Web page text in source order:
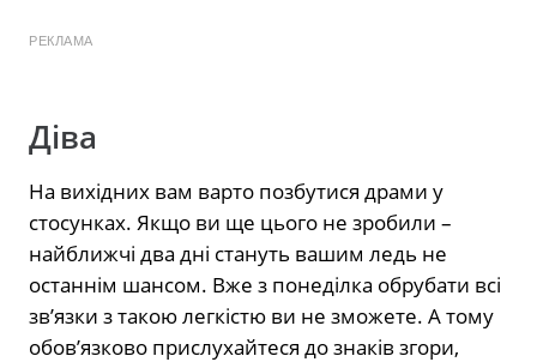
РЕКЛАМА
Діва
На вихідних вам варто позбутися драми у
стосунках. Якщо ви ще цього не зробили –
найближчі два дні стануть вашим ледь не
останнім шансом. Вже з понеділка обрубати всі
зв’язки з такою легкістю ви не зможете. А тому
обов’язково прислухайтеся до знаків згори,